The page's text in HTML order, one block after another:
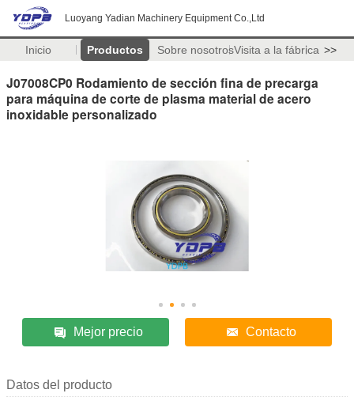
Luoyang Yadian Machinery Equipment Co.,Ltd
Inicio Productos Sobre nosotrosVisita a la fábrica >>
J07008CP0 Rodamiento de sección fina de precarga
para máquina de corte de plasma material de acero
inoxidable personalizado
Mejor precio Contacto
Datos del producto